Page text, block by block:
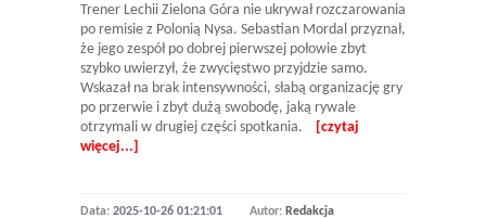
Trener Lechii Zielona Góra nie ukrywał rozczarowania
po remisie z Polonią Nysa. Sebastian Mordal przyznał,
że jego zespół po dobrej pierwszej połowie zbyt
szybko uwierzył, że zwycięstwo przyjdzie samo.
Wskazał na brak intensywności, słabą organizację gry
po przerwie i zbyt dużą swobodę, jaką rywale
otrzymali w drugiej części spotkania.
[czytaj
więcej...]
Data: 2025-10-26 01:21:01 Autor: Redakcja